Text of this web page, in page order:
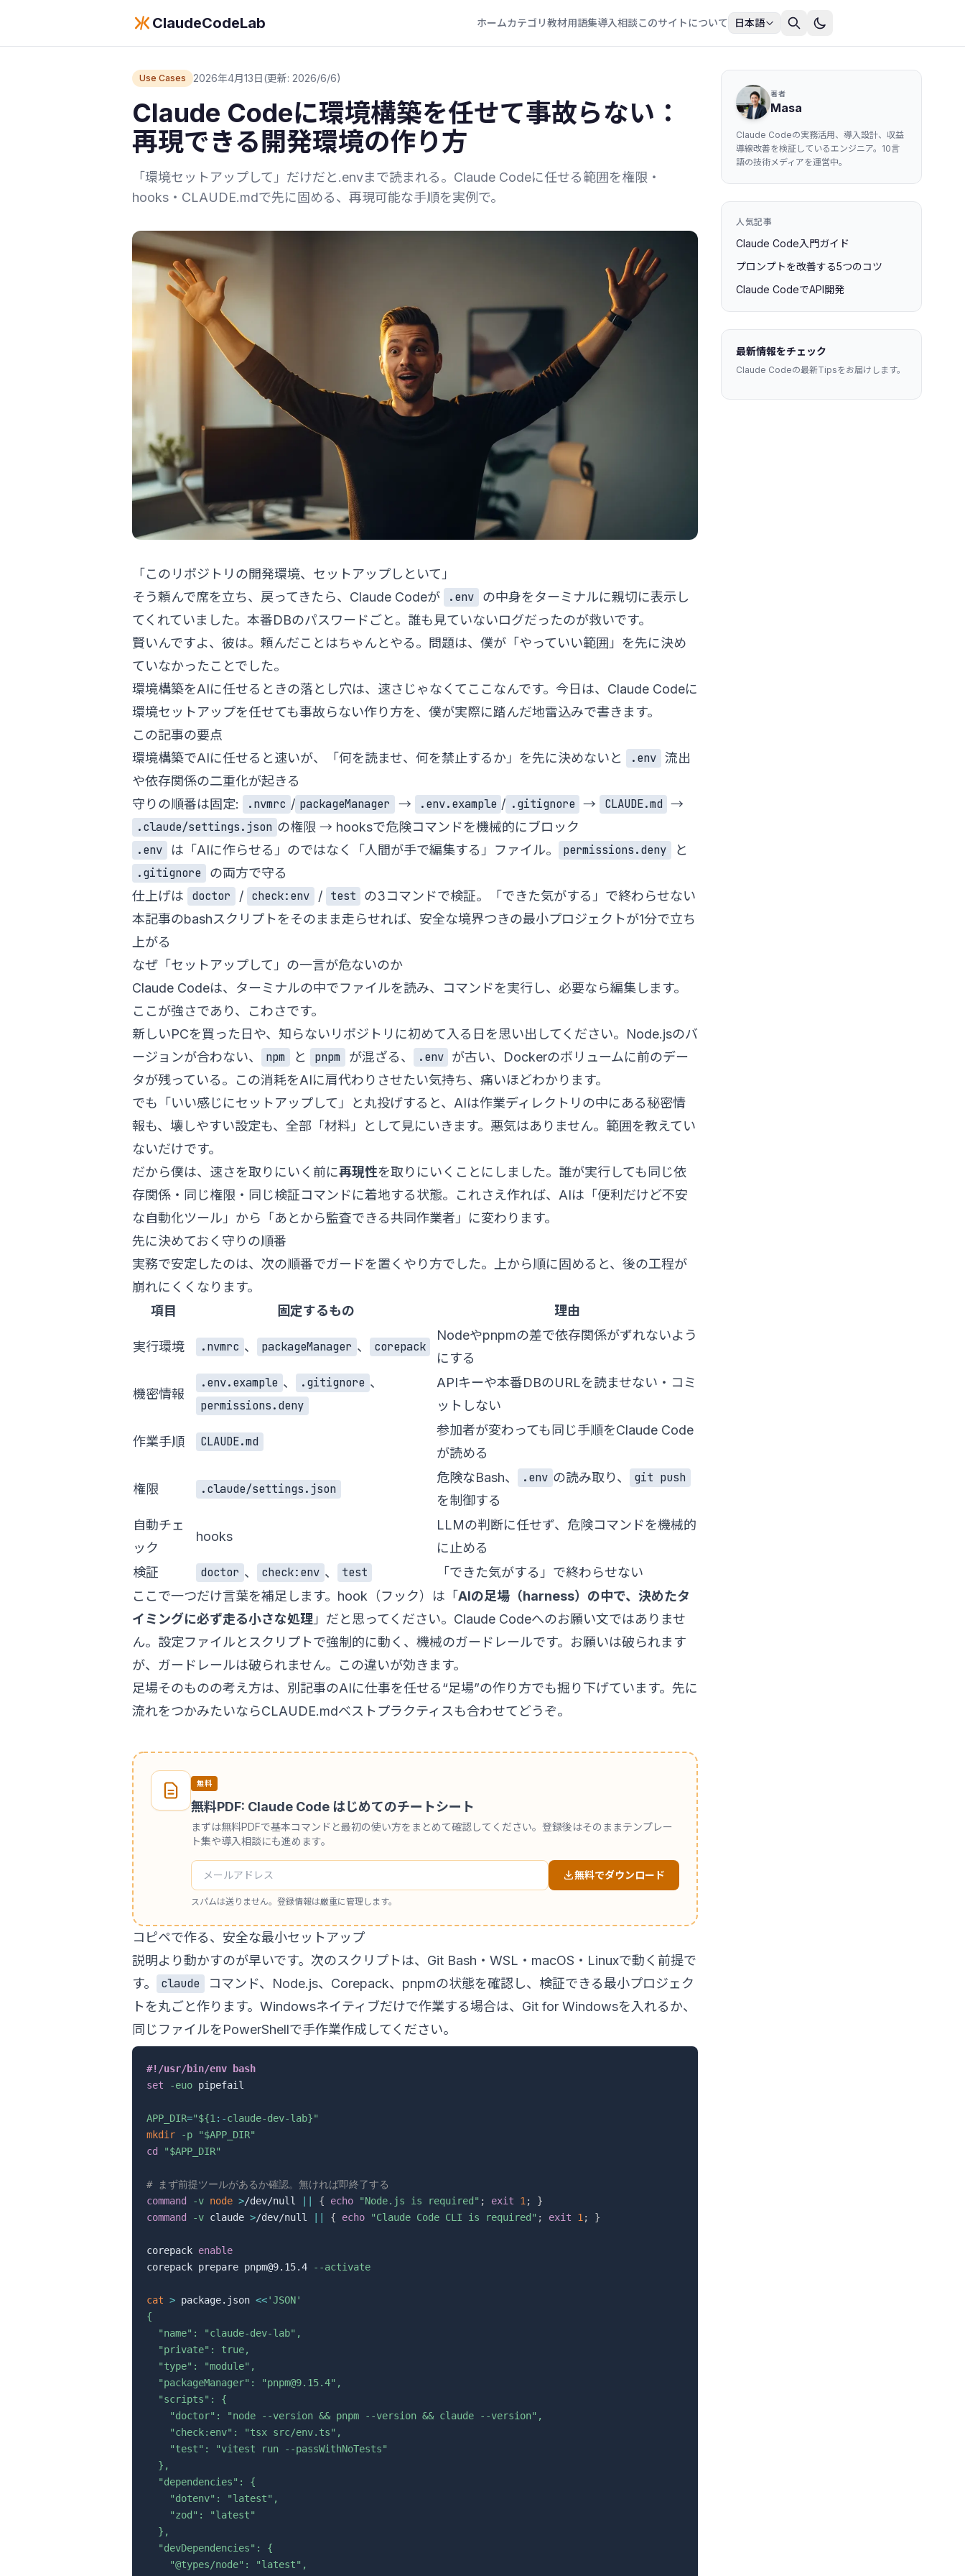
ClaudeCodeLab ホームカテゴリ教材用語集導入相談このサイトについて 日本語
Use Cases 2026年4月13日(更新: 2026/6/6)
Claude Codeに環境構築を任せて事故らない：
再現できる開発環境の作り方
「環境セットアップして」だけだと.envまで読まれる。Claude Codeに任せる範囲を権限・
hooks・CLAUDE.mdで先に固める、再現可能な手順を実例で。
「このリポジトリの開発環境、セットアップしといて」
そう頼んで席を立ち、戻ってきたら、Claude Codeが
.env
の中身をターミナルに親切に表示し
てくれていました。本番DBのパスワードごと。誰も見ていないログだったのが救いです。
賢いんですよ、彼は。頼んだことはちゃんとやる。問題は、僕が「やっていい範囲」を先に決め
ていなかったことでした。
環境構築をAIに任せるときの落とし穴は、速さじゃなくてここなんです。今日は、Claude Codeに
環境セットアップを任せても事故らない作り方を、僕が実際に踏んだ地雷込みで書きます。
この記事の要点
環境構築でAIに任せると速いが、「何を読ませ、何を禁止するか」を先に決めないと
.env 流出
や依存関係の二重化が起きる
守りの順番は固定:
.nvmrc / packageManager → .env.example / .gitignore → CLAUDE.md →
.claude/settings.json の権限 → hooksで危険コマンドを機械的にブロック
.env
は「AIに作らせる」のではなく「人間が手で編集する」ファイル。 permissions.deny
と
.gitignore
の両方で守る
仕上げは
doctor / check:env / test
の3コマンドで検証。「できた気がする」で終わらせない
本記事のbashスクリプトをそのまま走らせれば、安全な境界つきの最小プロジェクトが1分で立ち
上がる
なぜ「セットアップして」の一言が危ないのか
Claude Codeは、ターミナルの中でファイルを読み、コマンドを実行し、必要なら編集します。
ここが強さであり、こわさです。
新しいPCを買った日や、知らないリポジトリに初めて入る日を思い出してください。Node.jsのバ
ージョンが合わない、
npm と pnpm が混ざる、 .env が古い、Dockerのボリュームに前のデー
タが残っている。この消耗をAIに肩代わりさせたい気持ち、痛いほどわかります。
でも「いい感じにセットアップして」と丸投げすると、AIは作業ディレクトリの中にある秘密情
報も、壊しやすい設定も、全部「材料」として見にいきます。悪気はありません。範囲を教えてい
ないだけです。
だから僕は、速さを取りにいく前に再現性を取りにいくことにしました。誰が実行しても同じ依
存関係・同じ権限・同じ検証コマンドに着地する状態。これさえ作れば、AIは「便利だけど不安
な自動化ツール」から「あとから監査できる共同作業者」に変わります。
先に決めておく守りの順番
実務で安定したのは、次の順番でガードを置くやり方でした。上から順に固めると、後の工程が
崩れにくくなります。
項目
固定するもの 理由
実行環境 .nvmrc 、 packageManager 、 corepack
Nodeやpnpmの差で依存関係がずれないよう
にする
機密情報
.env.example 、 .gitignore 、
permissions.deny
APIキーや本番DBのURLを読ませない・コミ
ットしない
作業手順 CLAUDE.md
参加者が変わっても同じ手順をClaude Code
が読める
権限 .claude/settings.json
危険なBash、 .env の読み取り、
git push
を制御する
自動チェ
ック
hooks
LLMの判断に任せず、危険コマンドを機械的
に止める
検証
doctor 、 check:env 、 test
「できた気がする」で終わらせない
ここで一つだけ言葉を補足します。hook（フック）は「AIの足場（harness）の中で、決めたタ
イミングに必ず走る小さな処理 」だと思ってください。Claude Codeへのお願い文ではありませ
ん。設定ファイルとスクリプトで強制的に動く、機械のガードレールです。お願いは破られます
が、ガードレールは破られません。この違いが効きます。
足場そのものの考え方は、別記事のAIに仕事を任せる“足場”の作り方でも掘り下げています。先に
流れをつかみたいならCLAUDE.mdベストプラクティスも合わせてどうぞ。
無料
無料PDF: Claude Code はじめてのチートシート
まずは無料PDFで基本コマンドと最初の使い方をまとめて確認してください。登録後はそのままテンプレー
ト集や導入相談にも進めます。
無料でダウンロード
スパムは送りません。登録情報は厳重に管理します。
コピペで作る、安全な最小セットアップ
説明より動かすのが早いです。次のスクリプトは、Git Bash・WSL・macOS・Linuxで動く前提で
す。
claude
コマンド、Node.js、Corepack、pnpmの状態を確認し、検証できる最小プロジェク
トを丸ごと作ります。Windowsネイティブだけで作業する場合は、Git for Windowsを入れるか、
同じファイルをPowerShellで手作業作成してください。
#!/usr/bin/env bash
set
-euo pipefail
APP_DIR="${1 :-claude-dev-lab}"
mkdir
-p "$APP_DIR"
cd
"$APP_DIR"
# まず前提ツールがあるか確認。無ければ即終了する
command
-v node >/dev/null { echo "Node.js is required" ; exit 1 ;
}
command
-v claude >/dev/null { echo "Claude Code CLI is required" ; exit 1 ; }
corepack enable
corepack prepare pnpm@9.15.4
--activate
cat > package.json <<'JSON'
{
  "name": "claude-dev-lab",
  "private": true,
  "type": "module",
  "packageManager": "pnpm@9.15.4",
  "scripts": {
    "doctor": "node --version && pnpm --version && claude --version",
    "check:env": "tsx src/env.ts",
    "test": "vitest run --passWithNoTests"
  },
  "dependencies": {
    "dotenv": "latest",
    "zod": "latest"
  },
  "devDependencies": {
    "@types/node": "latest",
著者
Masa
Claude Codeの実務活用、導入設計、収益
導線改善を検証しているエンジニア。10言
語の技術メディアを運営中。
人気記事
Claude Code入門ガイド
プロンプトを改善する5つのコツ
Claude CodeでAPI開発
最新情報をチェック
Claude Codeの最新Tipsをお届けします。